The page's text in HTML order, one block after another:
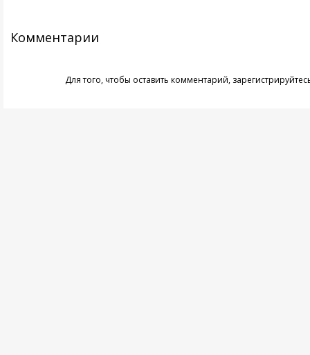
Комментарии
Для того, чтобы оставить комментарий,